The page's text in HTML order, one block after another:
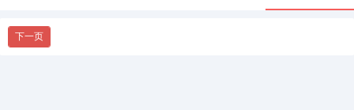
下一页